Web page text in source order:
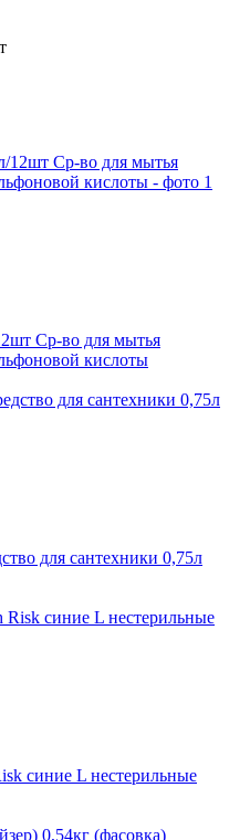
Ср-во для мытья
кислоты
для сантехники 0,75л
синие L нестерильные